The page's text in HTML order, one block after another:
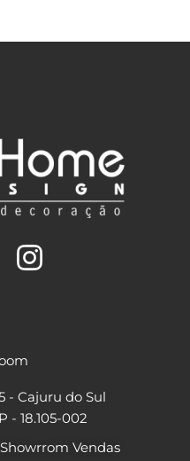
t
a
g
- Cajuru do Sul
- 18.105-002
Showrrom Vendas